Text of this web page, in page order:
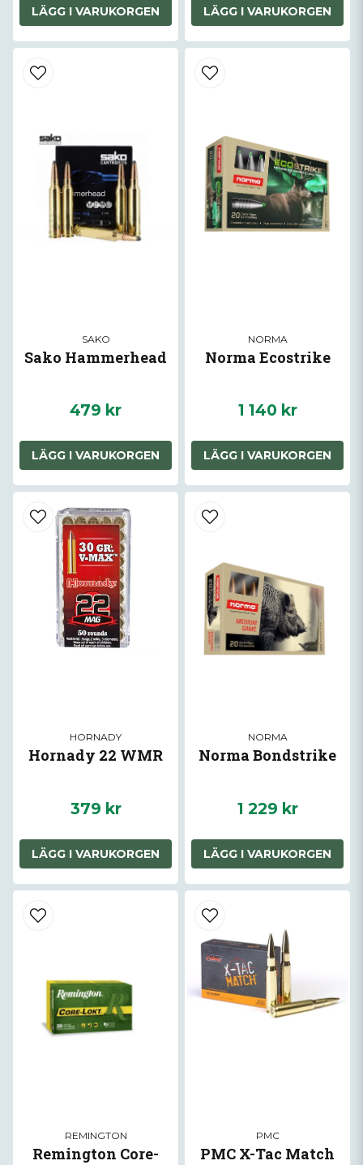
LÄGG I VARUKORGEN LÄGG I VARUKORGEN
SAKO
Sako Hammerhead
479 kr
LÄGG I VARUKORGEN
NORMA
Norma Ecostrike
1 140 kr
LÄGG I VARUKORGEN
HORNADY
Hornady 22 WMR
379 kr
LÄGG I VARUKORGEN
NORMA
Norma Bondstrike
1 229 kr
LÄGG I VARUKORGEN
REMINGTON
Remington Core-
PMC
PMC X-Tac Match